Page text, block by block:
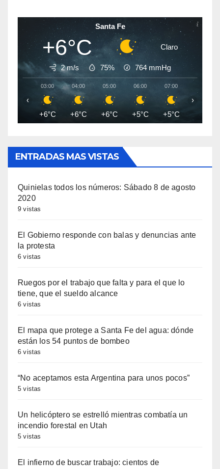
Santa Fe
+6°C Claro
2 m/s 75% 764 mmHg
03:00
+6°C
04:00
+6°C
05:00
+6°C
06:00
+5°C
07:00
+5°C +5°C
‹ ›
ENTRADAS MAS VISTAS
Quinielas todos los números: Sábado 8 de agosto
2020
9 vistas
El Gobierno responde con balas y denuncias ante
la protesta
6 vistas
Ruegos por el trabajo que falta y para el que lo
tiene, que el sueldo alcance
6 vistas
El mapa que protege a Santa Fe del agua: dónde
están los 54 puntos de bombeo
6 vistas
“No aceptamos esta Argentina para unos pocos”
5 vistas
Un helicóptero se estrelló mientras combatía un
incendio forestal en Utah
5 vistas
El infierno de buscar trabajo: cientos de